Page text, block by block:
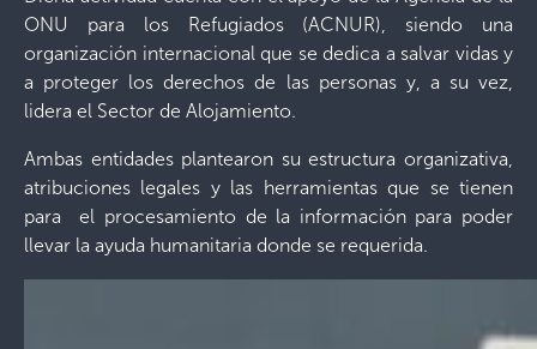
ONU para los Refugiados (ACNUR), siendo una
organización internacional que se dedica a salvar vidas y
a proteger los derechos de las personas y, a su vez,
lidera el Sector de Alojamiento.
Ambas entidades plantearon su estructura organizativa,
atribuciones legales y las herramientas que se tienen
para el procesamiento de la información para poder
llevar la ayuda humanitaria donde se requerida.